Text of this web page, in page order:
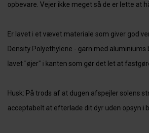
opbevare. Vejer ikke meget så de er lette at
Er lavet i et vævet materiale som giver god
Density Polyethylene - garn med aluminiums
lavet "øjer" i kanten som gør det let at
Husk: På trods af at dugen afspejler solens
acceptabelt at efterlade dit dyr uden opsyn i